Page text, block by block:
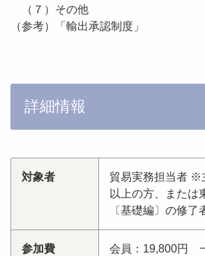
（７）その他
（参考）「輸出承認制度」
詳細情報
対象者
貿易実務担当者 ※
以上の方、または
〔基礎編〕の修了
参加費
会員：19,800円